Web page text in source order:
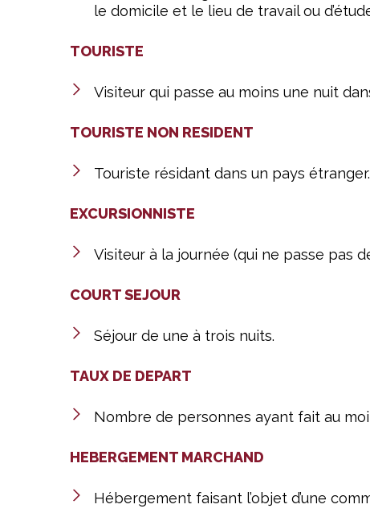
le domicile et le lieu de travail ou
TOURISTE
Visiteur qui passe au moins une nuit
TOURISTE NON RESIDENT
Touriste résidant dans un pays étranger.
EXCURSIONNISTE
Visiteur à la journée (qui ne passe pas
COURT SEJOUR
Séjour de une à trois nuits.
TAUX DE DEPART
Nombre de personnes ayant fait au
HEBERGEMENT MARCHAND
Hébergement faisant l’objet d’une